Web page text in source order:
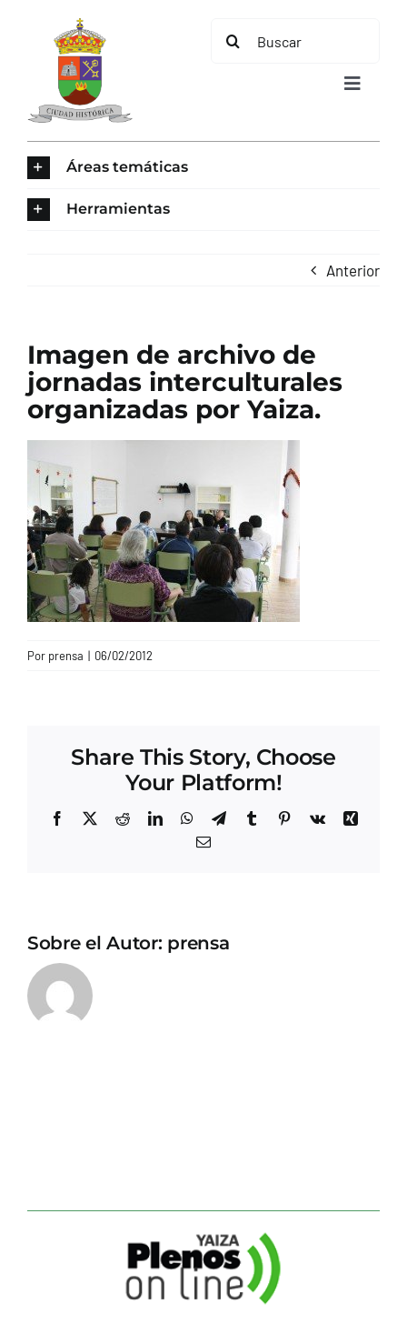
contenido
Buscar:
Toggle
TURISMO
Áreas temáticas
Herramientas
Anterior
Imagen de archivo de
jornadas interculturales
organizadas por Yaiza.
Por prensa | 06/02/2012
Share This Story, Choose
Your Platform!
Facebook
X RedditLinkedInWhatsApp
TelegramTumblrPinterest
Vk
Xing
Correo
Sobre el Autor: prensa